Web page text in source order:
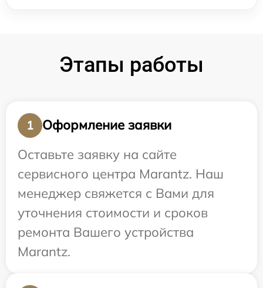
Этапы работы
1
Оформление заявки
Оставьте заявку на сайте
сервисного центра Marantz. Наш
менеджер свяжется с Вами для
уточнения стоимости и сроков
ремонта Вашего устройства
Marantz.